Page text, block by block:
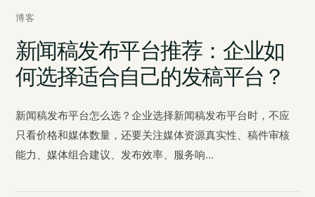
博客
新闻稿发布平台推荐：企业如
何选择适合自己的发稿平台？
新闻稿发布平台怎么选？企业选择新闻稿发布平台时，不应
只看价格和媒体数量，还要关注媒体资源真实性、稿件审核
能力、媒体组合建议、发布效率、服务响...